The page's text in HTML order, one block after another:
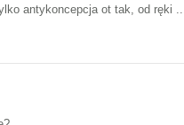
antykoncepcja ot tak, od ręki